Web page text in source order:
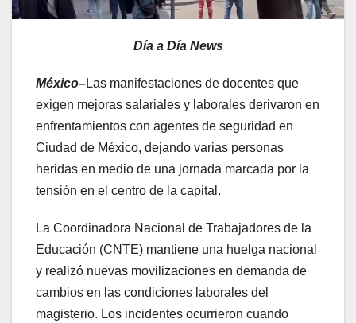
Día a Día News
México–Las manifestaciones de docentes que
exigen mejoras salariales y laborales derivaron en
enfrentamientos con agentes de seguridad en
Ciudad de México, dejando varias personas
heridas en medio de una jornada marcada por la
tensión en el centro de la capital.
La Coordinadora Nacional de Trabajadores de la
Educación (CNTE) mantiene una huelga nacional
y realizó nuevas movilizaciones en demanda de
cambios en las condiciones laborales del
magisterio. Los incidentes ocurrieron cuando